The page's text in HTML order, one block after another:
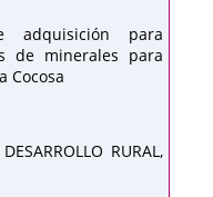
adquisición para
de minerales para
Cocosa
RURAL,